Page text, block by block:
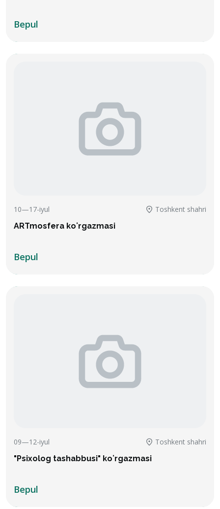
Bepul
10—17-iyul
Toshkent shahri
ARTmosfera koʻrgazmasi
Bepul
09—12-iyul
Toshkent shahri
"Psixolog tashabbusi" koʻrgazmasi
Bepul